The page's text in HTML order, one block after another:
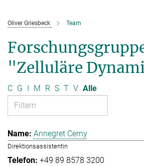
Oliver Griesbeck Team
"Zelluläre
C G I M R S T V Alle
Annegret Cerny
Direktionsassistentin
+49 89 8578 3200